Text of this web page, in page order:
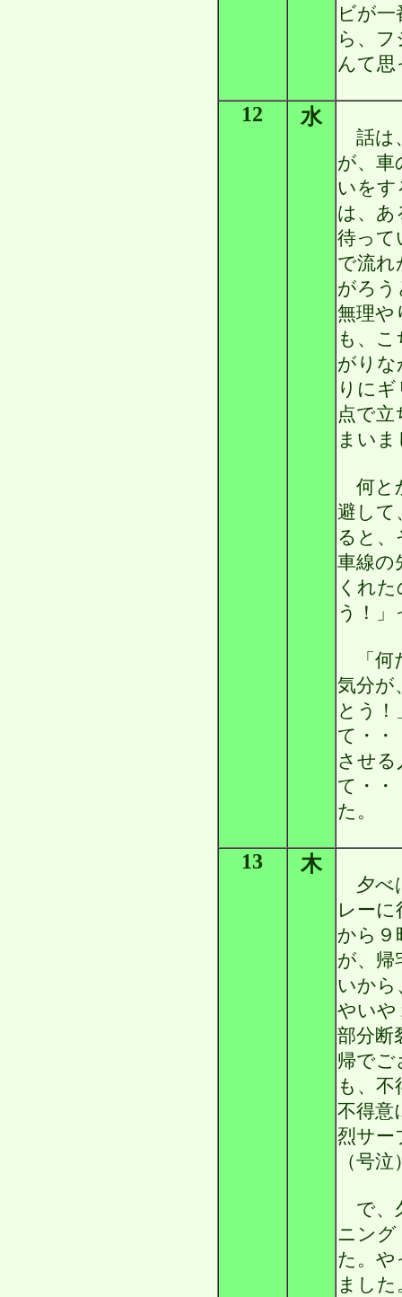
ビが
ら、
んて
12 水
話は
が、車
いをす
は、あ
待って
で流れ
がろう
無理や
も、
がりな
りに
点で立
まい
何と
避して
ると、
車線の
くれ
う！
「何
気分が
とう
て・・
させ
て・・
た。
13 木
夕べ
レー
から９
が、帰
いから
やいや
部分断
帰でご
も、
不得意
烈サー
（号
で、
ニング
た。や
まし